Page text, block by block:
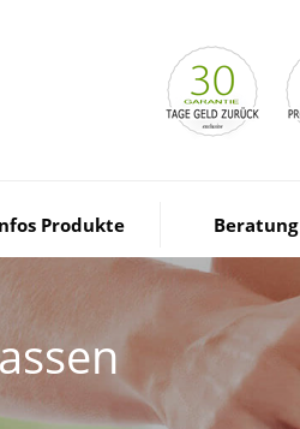
Produkte Beratung